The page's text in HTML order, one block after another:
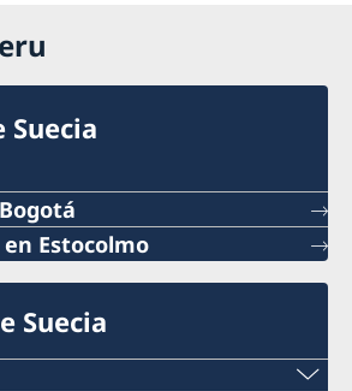
Suecia
Estocolmo
Suecia